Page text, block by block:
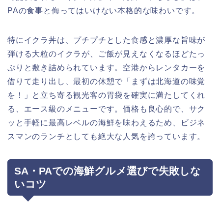
PAの食事と侮ってはいけない本格的な味わいです。
特にイクラ丼は、プチプチとした食感と濃厚な旨味が
弾ける大粒のイクラが、ご飯が見えなくなるほどたっ
ぷりと敷き詰められています。空港からレンタカーを
借りて走り出し、最初の休憩で「まずは北海道の味覚
を！」と立ち寄る観光客の胃袋を確実に満たしてくれ
る、エース級のメニューです。価格も良心的で、サク
ッと手軽に最高レベルの海鮮を味わえるため、ビジネ
スマンのランチとしても絶大な人気を誇っています。
SA・PAでの海鮮グルメ選びで失敗しな
いコツ